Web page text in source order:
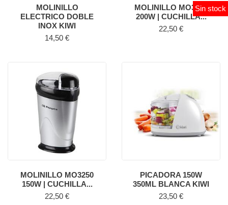
MOLINILLO
ELECTRICO DOBLE
INOX KIWI
Precio
14,50 €
MOLINILLO MO3200
200W | CUCHILLA...
Sin stock
Precio
22,50 €
MOLINILLO MO3250
150W | CUCHILLA...
Precio
22,50 €
PICADORA 150W
350ML BLANCA KIWI
Precio
23,50 €